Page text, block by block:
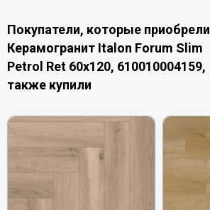
Покупатели, которые приобрели
Керамогранит Italon Forum Slim
Petrol Ret 60x120, 610010004159,
также купили